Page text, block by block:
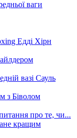
з Біволом
кращим